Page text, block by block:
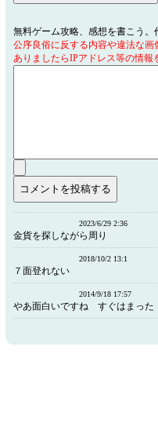
無料ゲーム攻略、感想を書こう。
公序良俗に反する内容や違法な
ありましたらIPアドレス等の情
2023/6/29 2:36
金貨を探しながら周り
2018/10/2 13:1
７面登れない
2014/9/18 17:57
やあ面白いですね すぐはまっ